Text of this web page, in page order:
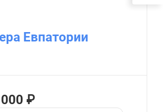
Евпатории
₽